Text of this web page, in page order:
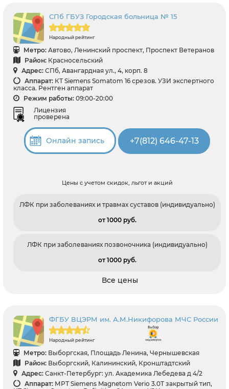
СПб ГБУЗ Городская больница № 15
Народный рейтинг
Метро: Автово, Ленинский проспект, Проспект Ветеранов
Район: Красносельский
Адрес: СПб, Авангардная ул., 4, корп. 8
Аппарат: КТ Siemens Somatom 16 срезов. УЗИ экспертного
класса. Рентген аппарат
Режим работы: 09:00-20:00
Лицензия
проверена
Онлайн запись +7(812) 646-47-13
Цены с учетом скидок, льгот и акций
ЛФК при заболеваниях и травмах суставов (индивидуально)
от 1000 pуб.
ЛФК при заболеваниях позвоночника (индивидуально)
от 1000 pуб.
Все цены
ФГБУ ВЦЭРМ им. А.М.Никифорова МЧС России
Народный рейтинг
Метро: Выборгская, Площадь Ленина, Чернышевская
Район: Выборгский, Калининский, Кронштадтский
Адрес: Санкт-Петербург: ул. Академика Лебедева д 4/2
Аппарат: МРТ Siemens Magnetom Verio 3.0T закрытый тип,